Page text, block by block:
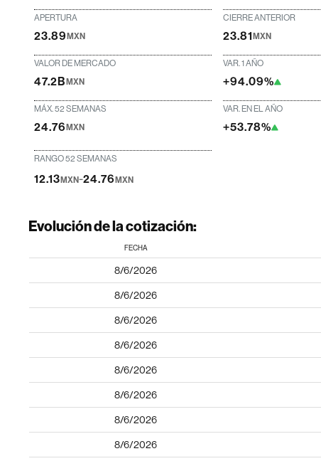
APERTURA
23.89MXN
CIERRE ANTERIOR
23.81MXN
VALOR DE MERCADO
47.2BMXN
VAR. 1 AÑO
+94.09%
MÁX. 52 SEMANAS
24.76MXN
VAR. EN EL AÑO
+53.78%
RANGO 52 SEMANAS
12.13MXN-24.76MXN
Evolución de la cotización:
FECHA
8/6/2026
8/6/2026
8/6/2026
8/6/2026
8/6/2026
8/6/2026
8/6/2026
8/6/2026